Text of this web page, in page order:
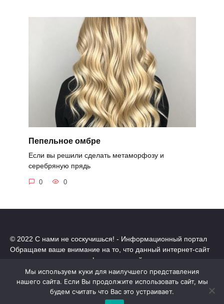
Пепельное омбре
Если вы решили сделать метаморфозу и
серебряную прядь
0 0
© 2022 С нами не соскучишься! - Информационный портал
Обращаем ваше внимание на то, что данный интернет-сайт
носит исключительно информационный характер.
Все торговые марки принадлежат их владельцам. Все права
защищены.
Политика конфиденциальности
Мы используем куки для наилучшего представления
нашего сайта. Если Вы продолжите использовать сайт, мы
будем считать что Вас это устраивает.